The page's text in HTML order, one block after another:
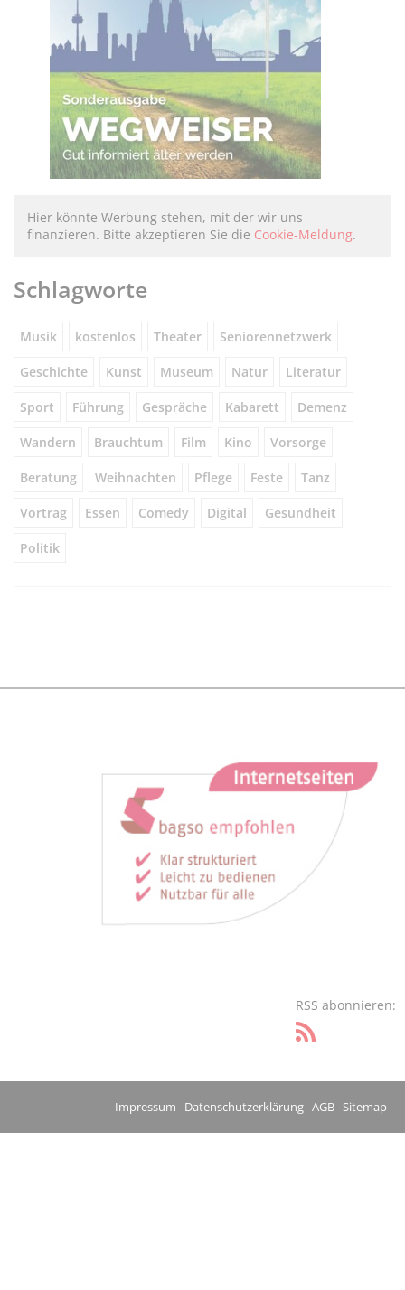
Hier könnte Werbung stehen, mit der wir uns
finanzieren. Bitte akzeptieren Sie die Cookie-Meldung.
Schlagworte
Musik kostenlos Theater Seniorennetzwerk
Geschichte Kunst Museum Natur Literatur
Sport Führung Gespräche Kabarett Demenz
Wandern Brauchtum Film Kino Vorsorge
Beratung Weihnachten Pflege Feste Tanz
Vortrag Essen Comedy Digital Gesundheit
Politik
RSS abonnieren:
Impressum Datenschutzerklärung AGB Sitemap